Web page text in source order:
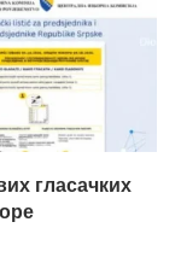
гласачких